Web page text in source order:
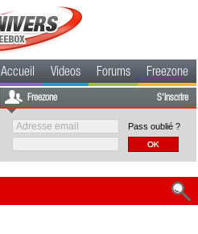
Accueil Videos Forums Freezone
Freezone S'inscrire
Pass oublié ?